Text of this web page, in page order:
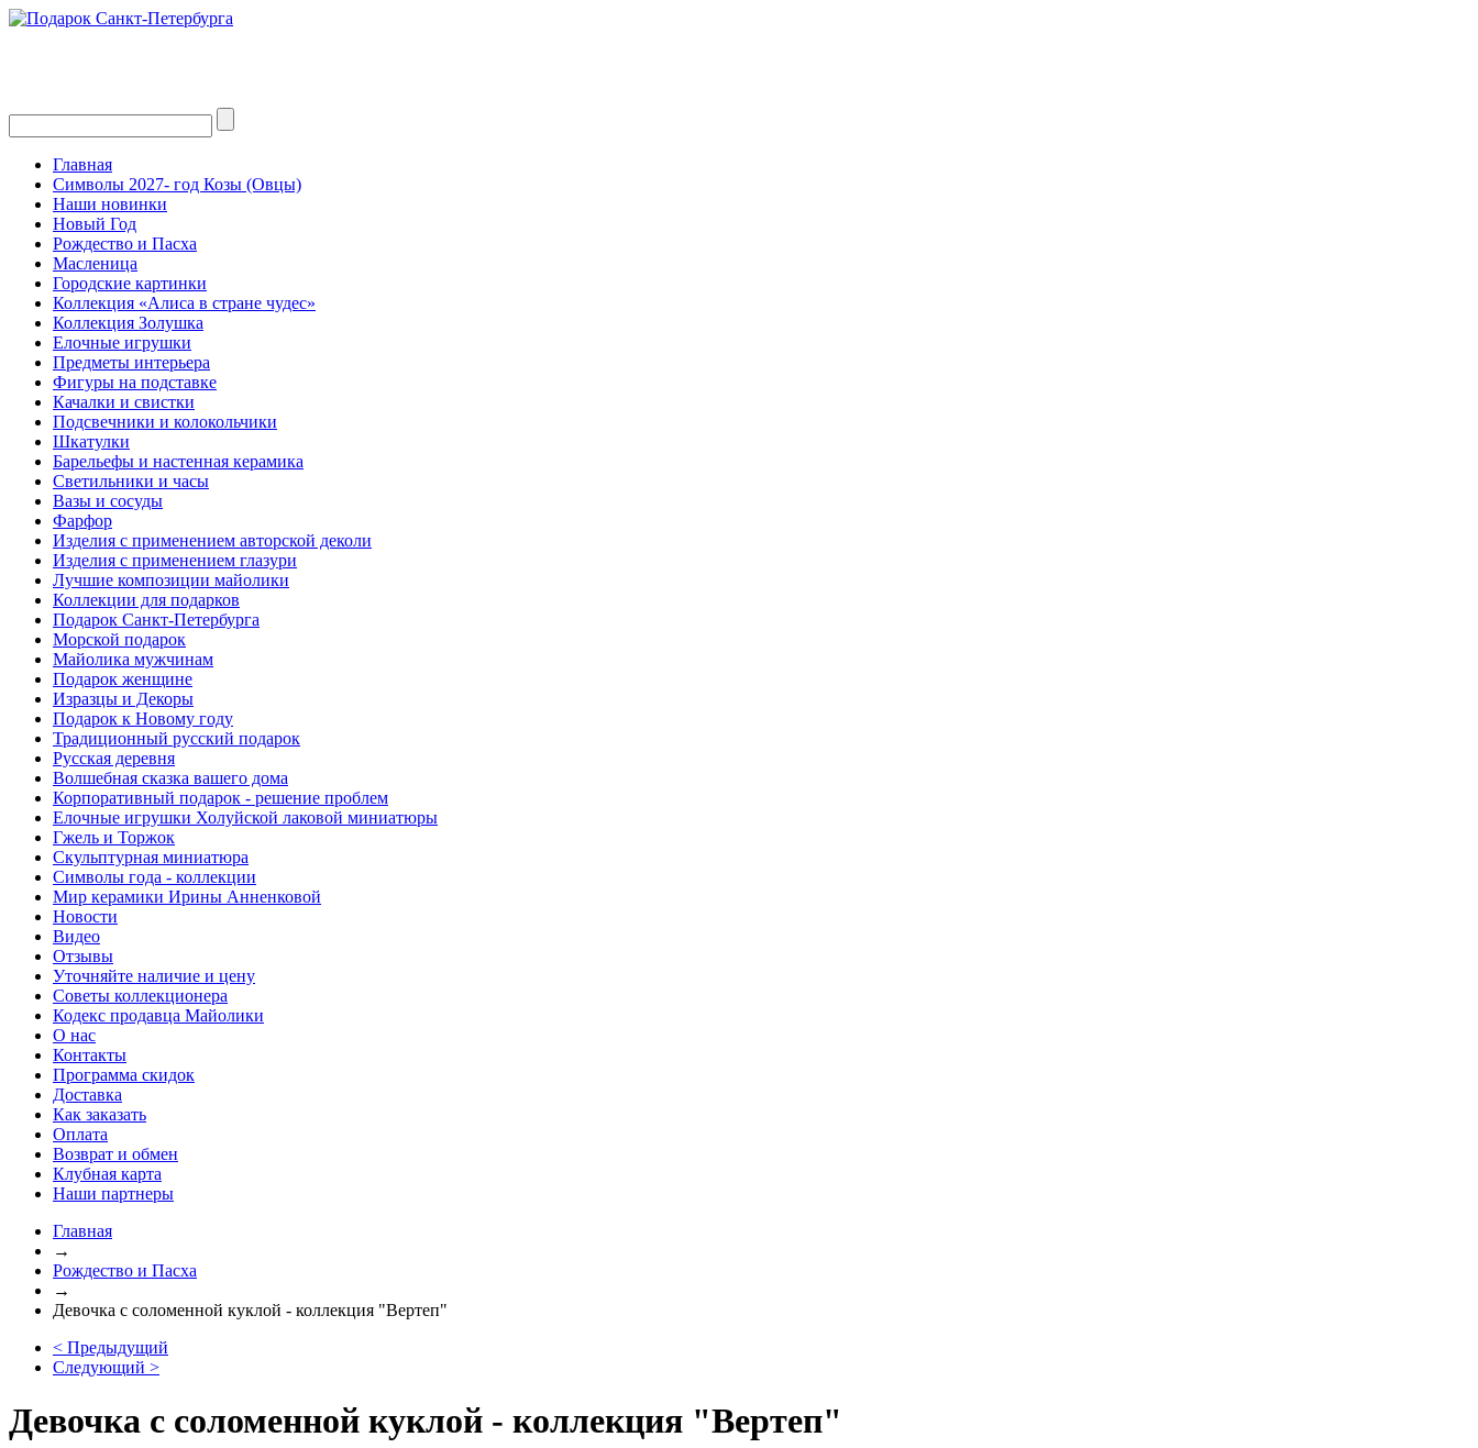
Главная
Символы 2027- год Козы (Овцы)
Наши новинки
Новый Год
Рождество и Пасха
Масленица
Городские картинки
Коллекция «Алиса в стране чудес»
Коллекция Золушка
Елочные игрушки
Предметы интерьера
Фигуры на подставке
Качалки и свистки
Подсвечники и колокольчики
Шкатулки
Барельефы и настенная керамика
Светильники и часы
Вазы и сосуды
Фарфор
Изделия с применением авторской деколи
Изделия с применением глазури
Лучшие композиции майолики
Коллекции для подарков
Подарок Санкт-Петербурга
Морской подарок
Майолика мужчинам
Подарок женщине
Изразцы и Декоры
Подарок к Новому году
Традиционный русский подарок
Русская деревня
Волшебная сказка вашего дома
Корпоративный подарок - решение проблем
Елочные игрушки Холуйской лаковой миниатюры
Гжель и Торжок
Скульптурная миниатюра
Символы года - коллекции
Мир керамики Ирины Анненковой
Новости
Видео
Отзывы
Уточняйте наличие и цену
Советы коллекционера
Кодекс продавца Майолики
О нас
Контакты
Программа скидок
Доставка
Как заказать
Оплата
Возврат и обмен
Клубная карта
Наши партнеры
Главная
→
Рождество и Пасха
→
Девочка с соломенной куклой - коллекция "Вертеп"
< Предыдущий
Следующий >
Девочка с соломенной куклой - коллекция "Вертеп"